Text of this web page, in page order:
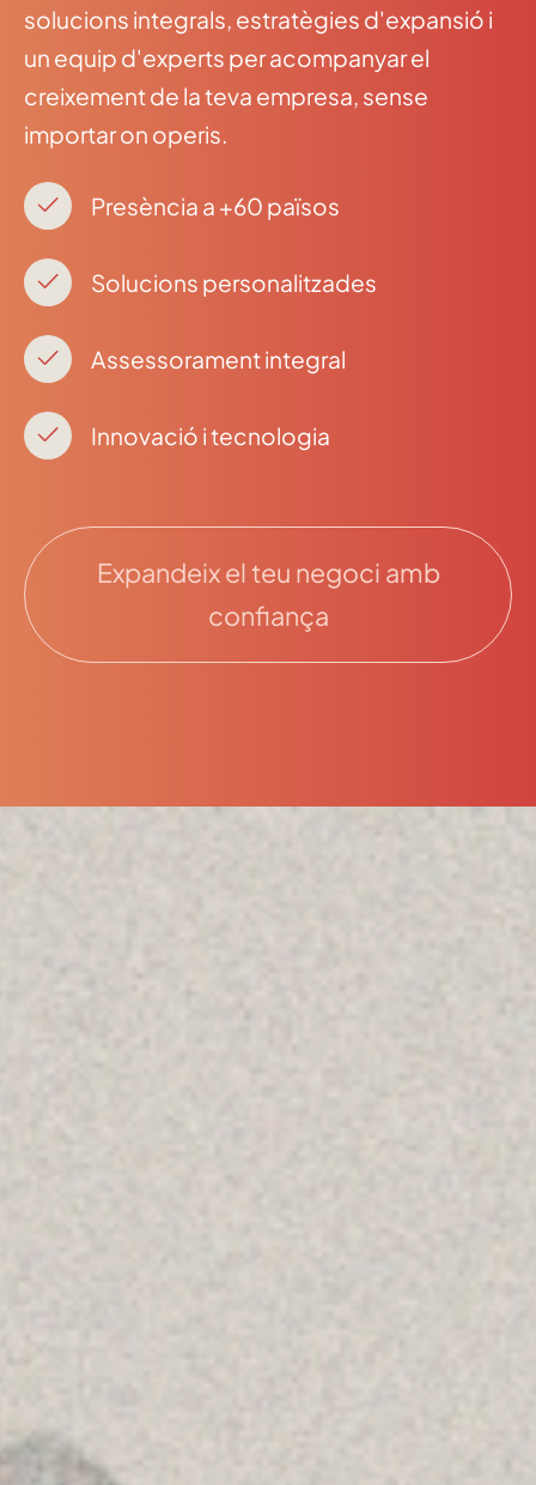
solucions integrals, estratègies d'expansió i
un equip d'experts per acompanyar el
creixement de la teva empresa, sense
importar on operis.
Presència a +60 països
Solucions personalitzades
Assessorament integral
Innovació i tecnologia
Expandeix el teu negoci amb
confiança